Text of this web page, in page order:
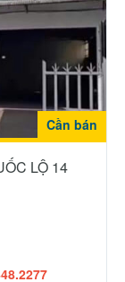
Cần bán
LỘ 14